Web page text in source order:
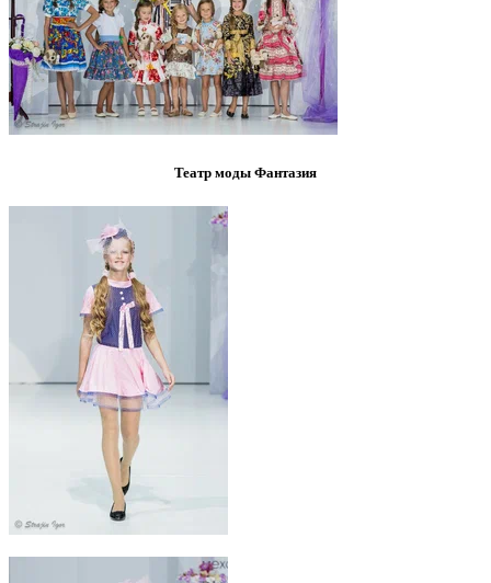
Театр моды Фантазия